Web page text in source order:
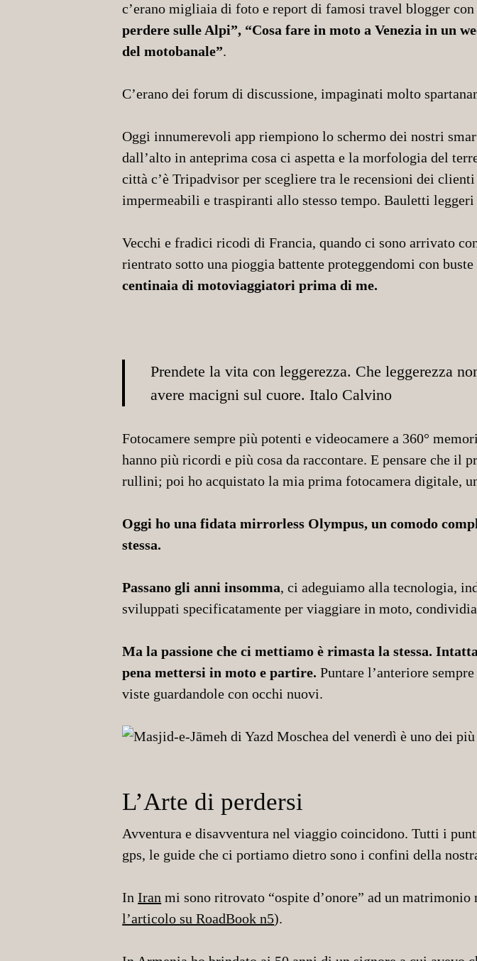
c’erano migliaia di foto e report di famosi travel blogger
perdere sulle Alpi”, “Cosa fare in moto a Venezia in un
del motobanale”.
C’erano dei forum di discussione, impaginati molto
Oggi innumerevoli app riempiono lo schermo dei nostri
dall’alto in anteprima cosa ci aspetta e la morfologia del
città c’è Tripadvisor per scegliere tra le recensioni dei
impermeabili e traspiranti allo stesso tempo. Bauletti
Vecchi e fradici ricodi di Francia, quando ci sono arrivato
rientrato sotto una pioggia battente proteggendomi con
centinaia di motoviaggiatori prima di me.
Prendete la vita con leggerezza. Che leggerezza
avere macigni sul cuore. Italo Calvino
Fotocamere sempre più potenti e videocamere a 360°
hanno più ricordi e più cosa da raccontare. E pensare che il
rullini; poi ho acquistato la mia prima fotocamera digitale,
Oggi ho una fidata mirrorless Olympus, un comodo
stessa.
Passano gli anni insomma, ci adeguiamo alla tecnologia,
sviluppati specificatamente per viaggiare in moto,
Ma la passione che ci mettiamo è rimasta la stessa.
pena mettersi in moto e partire.Puntare l’anteriore
viste guardandole con occhi nuovi.
L’Arte di perdersi
Avventura e disavventura nel viaggio coincidono. Tutti i
gps, le guide che ci portiamo dietro sono i confini della
InIran mi sono ritrovato “ospite d’onore” ad un
l’articolo su RoadBook n5).